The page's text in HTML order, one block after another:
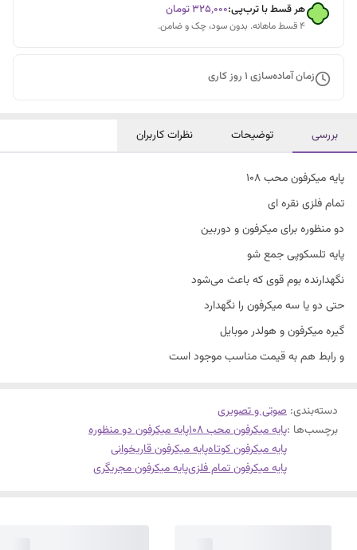
هر قسط با ترب‌پی:۳۲۵٬۰۰۰تومان
۴ قسط ماهانه. بدون سود، چک و ضامن.
زمان آماده‌سازی 1 روز کاری
بررسی توضیحات نظرات کاربران
پایه میکرفون محب ۱۰۸
تمام فلزی نقره ای
دو منظوره برای میکرفون و دوربین
پایه تلسکوپی جمع شو
نگهدارنده بوم قوی که باعث می‌شود
حتی دو یا سه میکرفون را نگهدارد
گیره میکرفون و هولدر موبایل
و رابط هم به قیمت مناسب موجود است
دسته‌بندی: صوتی و تصویری
برچسب‌ها :پایه میکرفون محب ۱۰۸
پایه میکرفون دو منظوره
پایه میکرفون کوتاهپایه میکرفون قاریخوانی
پایه میکرفون تمام فلزیپایه میکرفون مجریگری